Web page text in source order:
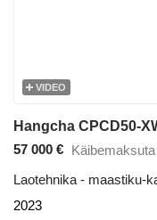
VIDEO
Hangcha CPCD50-
57 000 € Käibemaksuta
Laotehnika - maastiku-
2023